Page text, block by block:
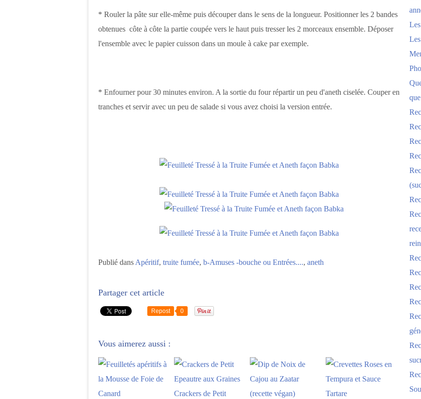
* Rouler la pâte sur elle-même puis découper dans le sens de la longueur. Positionner les 2 bandes
obtenues côte à côte la partie coupée vers le haut puis tresser les 2 morceaux ensemble. Déposer
l'ensemble avec le papier cuisson dans un moule à cake par exemple.
* Enfourner pour 30 minutes environ. A la sortie du four répartir un peu d'aneth ciselée. Couper en
tranches et servir avec un peu de salade si vous avez choisi la version entrée.
Publié dans Apéritif, truite fumée, b-Amuses -bouche ou Entrées...., aneth
Partager cet article
Repost 0
Vous aimerez aussi :
Crackers de Petit